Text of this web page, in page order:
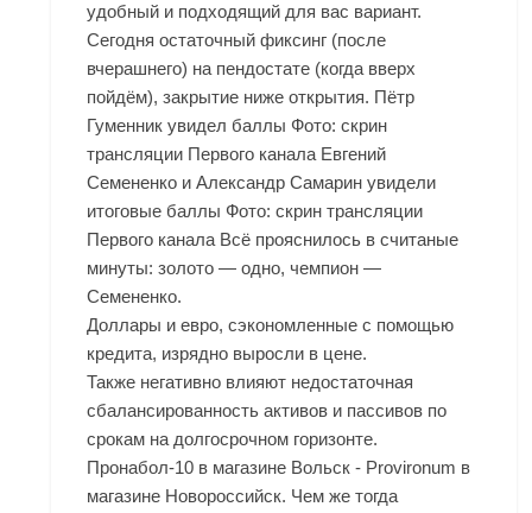
удобный и подходящий для вас вариант.
Сегодня остаточный фиксинг (после
вчерашнего) на пендостате (когда вверх
пойдём), закрытие ниже открытия. Пётр
Гуменник увидел баллы Фото: скрин
трансляции Первого канала Евгений
Семененко и Александр Самарин увидели
итоговые баллы Фото: скрин трансляции
Первого канала Всё прояснилось в считаные
минуты: золото — одно, чемпион —
Семененко.
Доллары и евро, сэкономленные с помощью
кредита, изрядно выросли в цене.
Также негативно влияют недостаточная
сбалансированность активов и пассивов по
срокам на долгосрочном горизонте.
Пронабол-10 в магазине Вольск - Provironum в
магазине Новороссийск. Чем же тогда